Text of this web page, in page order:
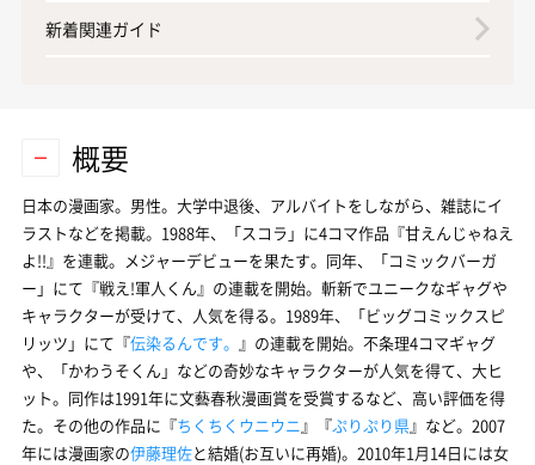
新着関連ガイド
概要
日本の漫画家。男性。大学中退後、アルバイトをしながら、雑誌にイ
ラストなどを掲載。1988年、「スコラ」に4コマ作品『甘えんじゃねえ
よ!!』を連載。メジャーデビューを果たす。同年、「コミックバーガ
ー」にて『戦え!軍人くん』の連載を開始。斬新でユニークなギャグや
キャラクターが受けて、人気を得る。1989年、「ビッグコミックスピ
リッツ」にて『伝染るんです。 』の連載を開始。不条理4コマギャグ
や、「かわうそくん」などの奇妙なキャラクターが人気を得て、大ヒ
ット。同作は1991年に文藝春秋漫画賞を受賞するなど、高い評価を得
た。その他の作品に『ちくちくウニウニ』『ぷりぷり県』など。2007
年には漫画家の伊藤理佐と結婚(お互いに再婚)。2010年1月14日には女